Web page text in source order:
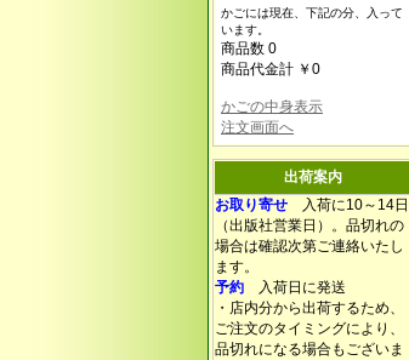
かごには現在、下記の分、入って
います。
商品数 0
商品代金計 ￥0
かごの中身表示
注文画面へ
出荷案内
お取り寄せ 入荷に10～14日
（出版社営業日）。品切れの
場合は確認次第ご連絡いたし
ます。
予約 入荷日に発送
・店内分から出荷するため、
ご注文のタイミングにより、
品切れになる場合もございま